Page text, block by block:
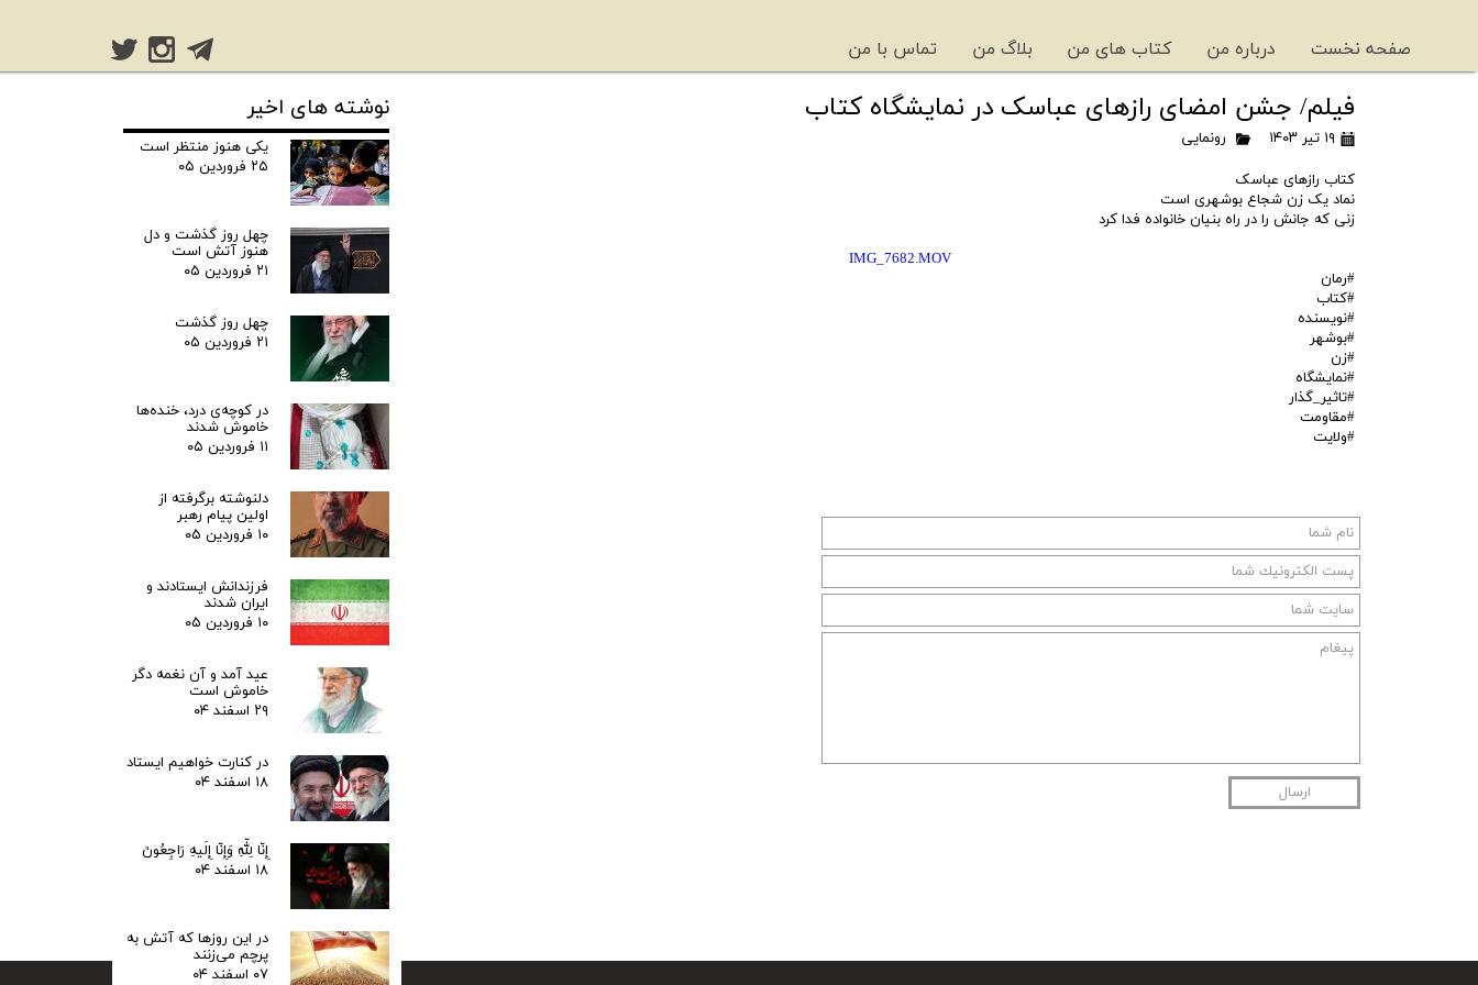
صفحه نخست درباره من کتاب های من بلاگ من تماس با من
فیلم/ جشن امضای رازهای عباسک در نمایشگاه کتاب
۱۹ تیر ۱۴۰۳ رونمایی
کتاب رازهای عباسک
نماد یک زن شجاع بوشهری است
زنی که جانش را در راه بنیان خانواده فدا کرد
IMG_7682.MOV
#رمان
#کتاب
#نویسنده
#بوشهر
#زن
#نمایشگاه
#تاثیر_گذار
#مقاومت
#ولایت
ارسال
نوشته های اخیر
یکی هنوز منتظر است
۲۵ فروردین ۰۵
چهل روز گذشت و دل
هنوز آتش است
۲۱ فروردین ۰۵
چهل روز گذشت
۲۱ فروردین ۰۵
در کوچه‌ی درد، خنده‌ها
خاموش شدند
۱۱ فروردین ۰۵
دلنوشته برگرفته از
اولین پیام رهبر
۱۰ فروردین ۰۵
فرزندانش ایستادند و
ایران شدند
۱۰ فروردین ۰۵
عید آمد و آن نغمه دگر
خاموش است
۲۹ اسفند ۰۴
در کنارت خواهیم ایستاد
۱۸ اسفند ۰۴
إِنّا لِلّهِ وَإِنّا إِلَیهِ رَاجِعُونَ
۱۸ اسفند ۰۴
در این روزها که آتش به
پرچم می‌زنند
۰۷ اسفند ۰۴